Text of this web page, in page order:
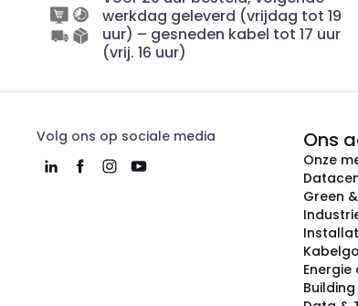
werkdag geleverd (vrijdag tot 19
uur) – gesneden kabel tot 17 uur
(vrij. 16 uur)
Volg ons op sociale media Ons
Onze
Green